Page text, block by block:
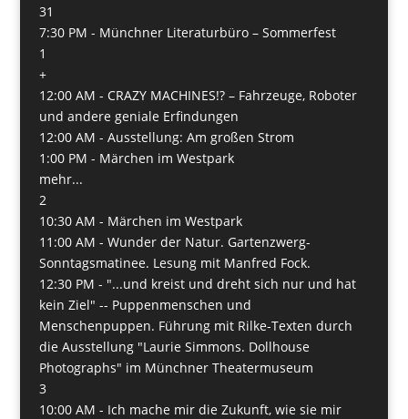
31
7:30 PM - Münchner Literaturbüro – Sommerfest
1
+
12:00 AM - CRAZY MACHINES!? – Fahrzeuge, Roboter
und andere geniale Erfindungen
12:00 AM - Ausstellung: Am großen Strom
1:00 PM - Märchen im Westpark
mehr...
2
10:30 AM - Märchen im Westpark
11:00 AM - Wunder der Natur. Gartenzwerg-
Sonntagsmatinee. Lesung mit Manfred Fock.
12:30 PM - "...und kreist und dreht sich nur und hat
kein Ziel" -- Puppenmenschen und
Menschenpuppen. Führung mit Rilke-Texten durch
die Ausstellung "Laurie Simmons. Dollhouse
Photographs" im Münchner Theatermuseum
3
10:00 AM - Ich mache mir die Zukunft, wie sie mir